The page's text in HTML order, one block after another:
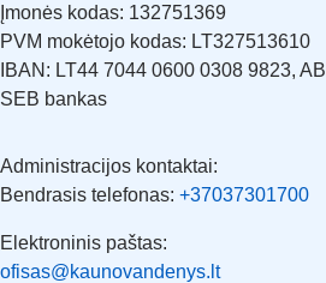
Įmonės kodas: 132751369
PVM mokėtojo kodas: LT327513610
IBAN: LT44 7044 0600 0308 9823, AB
SEB bankas
Administracijos kontaktai:
Bendrasis telefonas: +37037301700
Elektroninis paštas:
ofisas@kaunovandenys.lt